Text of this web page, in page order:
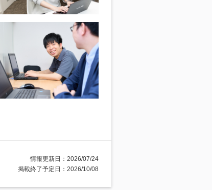
情報更新日：2026/07/24
掲載終了予定日：2026/10/08